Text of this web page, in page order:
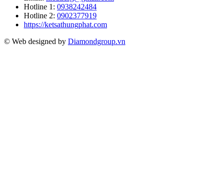
Hotline 1: 0938242484
Hotline 2: 0902377919
https://ketsathungphat.com
© Web designed by Diamondgroup.vn